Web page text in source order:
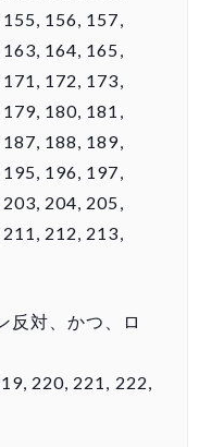
156, 157,
164, 165,
172, 173,
180, 181,
188, 189,
196, 197,
204, 205,
212, 213,
対、かつ、ロ
220, 221, 222,